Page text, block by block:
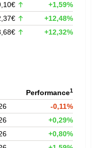
+1,59%
+12,48%
+12,32%
Performance1
-0,11%
+0,29%
+0,80%